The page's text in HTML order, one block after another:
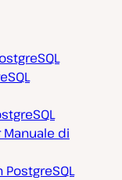
Manuale di